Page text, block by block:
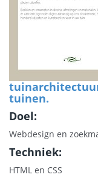
tuinen.
Doel:
Webdesign en
Techniek:
HTML en CSS